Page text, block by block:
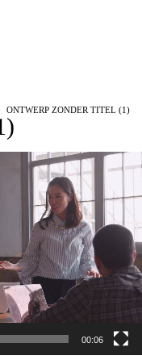
ONTWERP ZONDER TITEL (1)
00:06